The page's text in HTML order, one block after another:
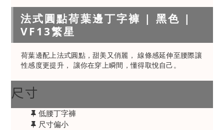
法式圓點荷葉邊丁字褲 | 黑色 |
VF13繁星
荷葉邊配上法式圓點，甜美又俏麗， 線條感延伸至腰際讓
性感度更提升， 讓你在穿上瞬間，懂得取悅自己。
尺寸
低腰丁字褲
尺寸偏小